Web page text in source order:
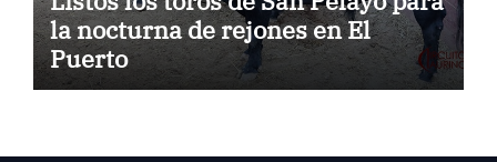
la nocturna de rejones en El
Puerto